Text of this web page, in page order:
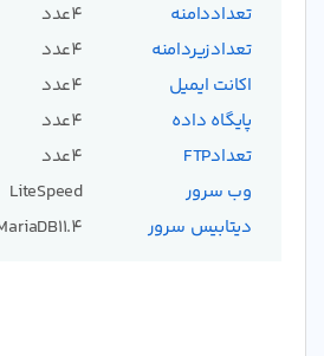
تعداددامنه
تعدادزیردامنه
اکانت ایمیل
پایگاه داده
تعدادFTP
وب سرور
دیتابیس سرور
4عدد
4عدد
4عدد
4عدد
4عدد
LiteSpeed